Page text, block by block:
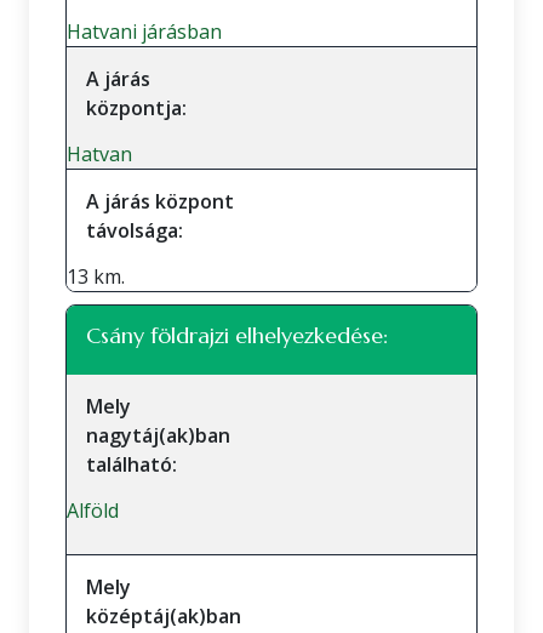
Hatvani járásban
A járás
központja:
Hatvan
A járás központ
távolsága:
13 km.
Csány földrajzi elhelyezkedése:
Mely
nagytáj(ak)ban
található:
Alföld
Mely
középtáj(ak)ban